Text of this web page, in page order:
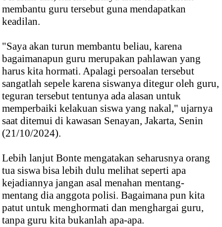
membantu guru tersebut guna mendapatkan
keadilan.
"Saya akan turun membantu beliau, karena
bagaimanapun guru merupakan pahlawan yang
harus kita hormati. Apalagi persoalan tersebut
sangatlah sepele karena siswanya ditegur oleh guru,
teguran tersebut tentunya ada alasan untuk
memperbaiki kelakuan siswa yang nakal," ujarnya
saat ditemui di kawasan Senayan, Jakarta, Senin
(21/10/2024).
Lebih lanjut Bonte mengatakan seharusnya orang
tua siswa bisa lebih dulu melihat seperti apa
kejadiannya jangan asal menahan mentang-
mentang dia anggota polisi. Bagaimana pun kita
patut untuk menghormati dan menghargai guru,
tanpa guru kita bukanlah apa-apa.